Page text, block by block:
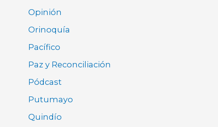
Opinión
Orinoquía
Pacífico
Paz y Reconciliación
Pódcast
Putumayo
Quindío